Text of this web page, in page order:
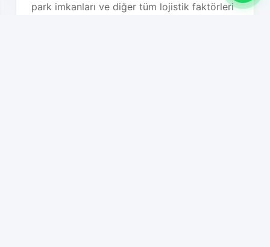
park imkanları ve diğer tüm lojistik faktörleri